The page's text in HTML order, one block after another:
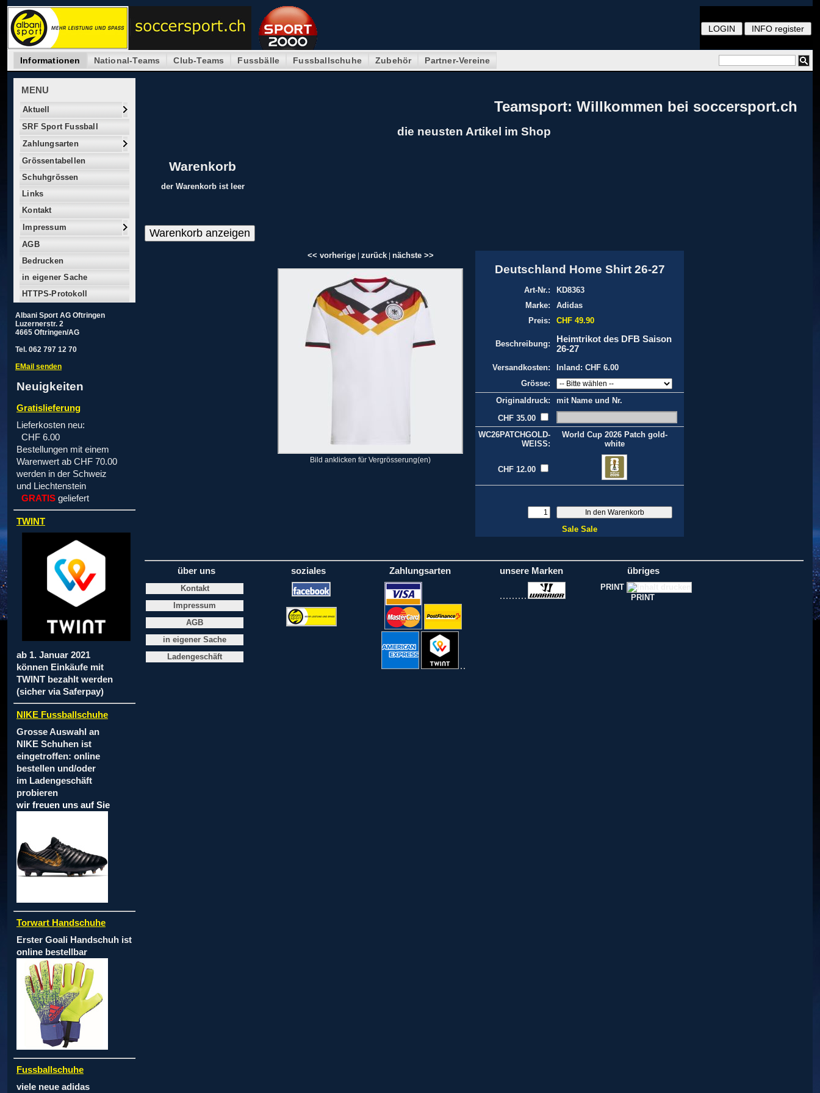
Informationen National-Teams Club-Teams Fussbälle Fussballschuhe Zubehör Partner-Vereine
MENU
Aktuell
SRF Sport Fussball
Zahlungsarten
Grössentabellen
Schuhgrössen
Links
Kontakt
Impressum
AGB
Bedrucken
in eigener Sache
HTTPS-Protokoll
Albani Sport AG Oftringen
Luzernerstr. 2
4665 Oftringen/AG
Tel. 062 797 12 70
EMail senden
Neuigkeiten
Gratislieferung
Lieferkosten neu:
CHF 6.00
Bestellungen mit einem
Warenwert ab CHF 70.00
werden in der Schweiz
und Liechtenstein
GRATIS geliefert
TWINT
ab 1. Januar 2021
können Einkäufe mit
TWINT bezahlt werden
(sicher via Saferpay)
NIKE Fussballschuhe
Grosse Auswahl an
NIKE Schuhen ist
eingetroffen: online
bestellen und/oder
im Ladengeschäft
probieren
wir freuen uns auf Sie
Torwart Handschuhe
Erster Goali Handschuh ist
online bestellbar
Fussballschuhe
viele neue adidas
Teamsport: Willkommen bei soccersport.ch
die neusten Artikel im Shop
Warenkorb
der Warenkorb ist leer
<< vorherige| zurück| nächste >>
Bild anklicken für Vergrösserung(en)
Deutschland Home Shirt 26-27
Art-Nr.:
KD8363
Marke:
Adidas
Preis:
CHF 49.90
Beschreibung:
Heimtrikot des DFB Saison
26-27
Versandkosten:
Inland: CHF 6.00
Grösse:
Originaldruck:
mit Name und Nr.
CHF 35.00
WC26PATCHGOLD-
WEISS:
World Cup 2026 Patch gold-
white
CHF 12.00
Sale Sale
über uns
Kontakt
Impressum
AGB
in eigener Sache
Ladengeschäft
soziales Zahlungsarten unsere Marken übriges
PRINT
PRINT